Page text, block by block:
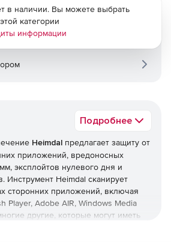
Подробнее
Heimdal предлагает защиту от
приложений, вредоносных
эксплойтов нулевого дня и
Инструмент Heimdal сканирует
сторонних приложений, включая
Player, Adobe AIR, Windows Media
другие, которые могут иметь
в наличии. Вы можете выбрать
категории
информации